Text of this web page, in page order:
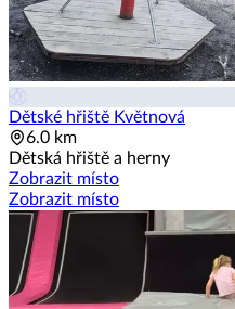
Dětské hřiště Květnová
6.0 km
Dětská hřiště a herny
Zobrazit místo
Zobrazit místo